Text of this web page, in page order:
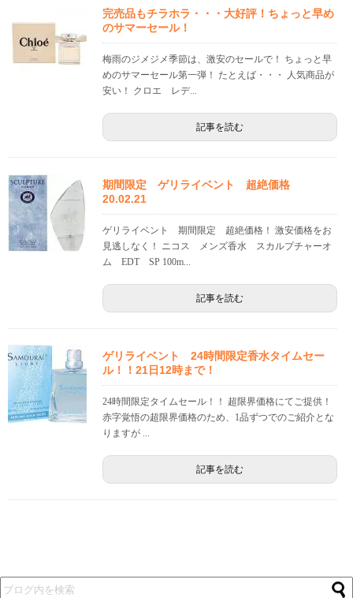
完売品もチラホラ・・・大好評！ちょっと早め
のサマーセール！
梅雨のジメジメ季節は、激安のセールで！ ちょっと早
めのサマーセール第一弾！ たとえば・・・ 人気商品が
安い！ クロエ レデ...
記事を読む
期間限定 ゲリライベント 超絶価格
20.02.21
ゲリライベント 期間限定 超絶価格！ 激安価格をお
見逃しなく！ ニコス メンズ香水 スカルプチャーオ
ム EDT SP 100m...
記事を読む
ゲリライベント 24時間限定香水タイムセー
ル！！21日12時まで！
24時間限定タイムセール！！ 超限界価格にてご提供！
赤字覚悟の超限界価格のため、1品ずつでのご紹介とな
りますが ...
記事を読む